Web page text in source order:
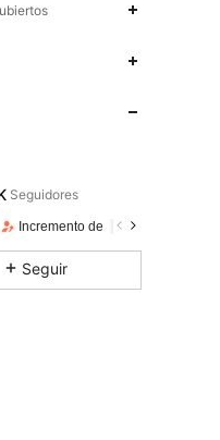
Incremento de seguidores de
Seguir